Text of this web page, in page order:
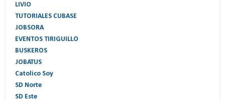
LIVIO
TUTORIALES CUBASE
JOBSORA
EVENTOS TIRIGUILLO
BUSKEROS
JOBATUS
Catolico Soy
SD Norte
SD Este